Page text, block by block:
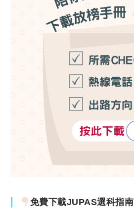
免費下載JUPAS選科指南